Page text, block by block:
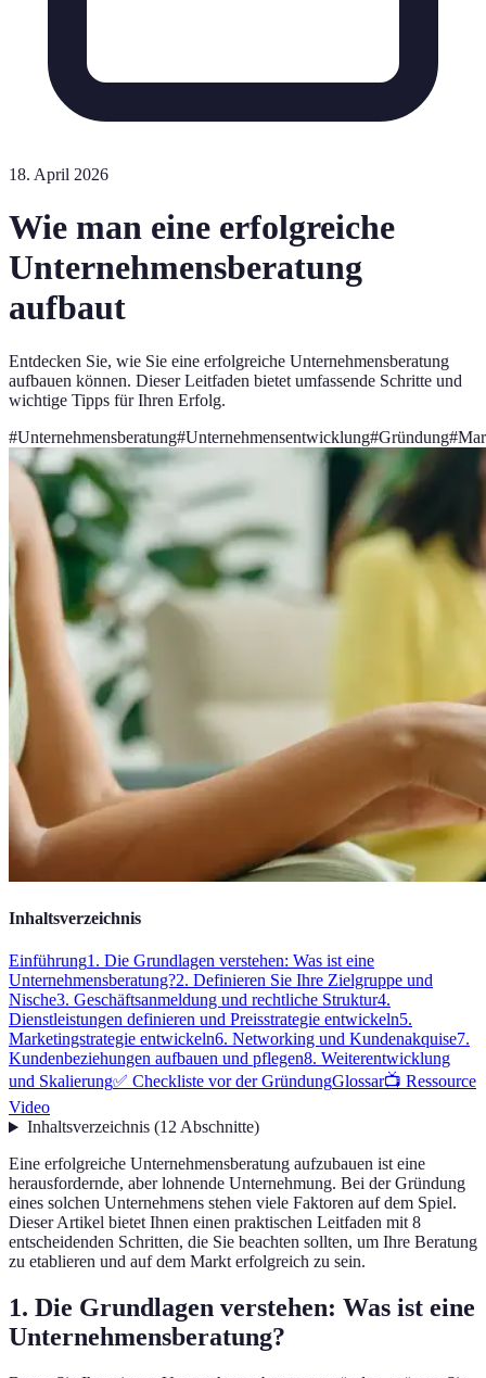
18. April 2026
Wie man eine erfolgreiche
Unternehmensberatung
aufbaut
Entdecken Sie, wie Sie eine erfolgreiche Unternehmensberatung
aufbauen können. Dieser Leitfaden bietet umfassende Schritte und
wichtige Tipps für Ihren Erfolg.
#Unternehmensberatung#Unternehmensentwicklung#Gründung#
Inhaltsverzeichnis
Einführung1. Die Grundlagen verstehen: Was ist eine
Unternehmensberatung?2. Definieren Sie Ihre Zielgruppe und
Nische3. Geschäftsanmeldung und rechtliche Struktur4.
Dienstleistungen definieren und Preisstrategie entwickeln5.
Marketingstrategie entwickeln6. Networking und Kundenakquise7.
Kundenbeziehungen aufbauen und pflegen8. Weiterentwicklung
und Skalierung✅ Checkliste vor der GründungGlossar📺 Ressource
Video
Inhaltsverzeichnis(12Abschnitte)
Eine erfolgreiche Unternehmensberatung aufzubauen ist eine
herausfordernde, aber lohnende Unternehmung. Bei der Gründung
eines solchen Unternehmens stehen viele Faktoren auf dem Spiel.
Dieser Artikel bietet Ihnen einen praktischen Leitfaden mit 8
entscheidenden Schritten, die Sie beachten sollten, um Ihre Beratung
zu etablieren und auf dem Markt erfolgreich zu sein.
1. Die Grundlagen verstehen: Was ist eine
Unternehmensberatung?